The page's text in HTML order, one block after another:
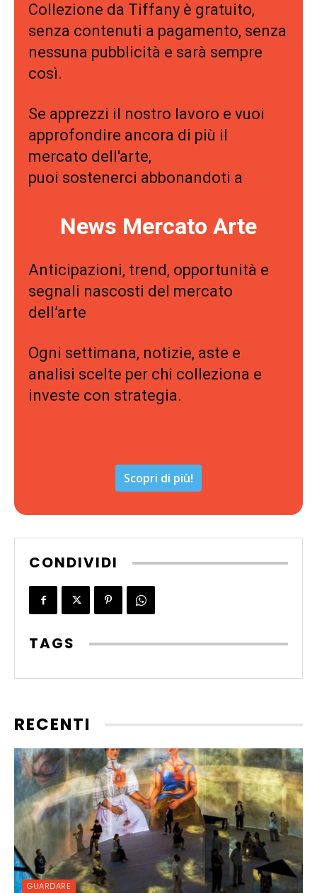
Collezione da Tiffany è gratuito,
senza contenuti a pagamento, senza
nessuna pubblicità e sarà sempre
così.
Se apprezzi il nostro lavoro e vuoi
approfondire ancora di più il
mercato dell'arte,
puoi sostenerci abbonandoti a
News Mercato Arte
Anticipazioni, trend, opportunità e
segnali nascosti del mercato
dell’arte
Ogni settimana, notizie, aste e
analisi scelte per chi colleziona e
investe con strategia.
Scopri di più!
CONDIVIDI
TAGS
RECENTI
GUARDARE